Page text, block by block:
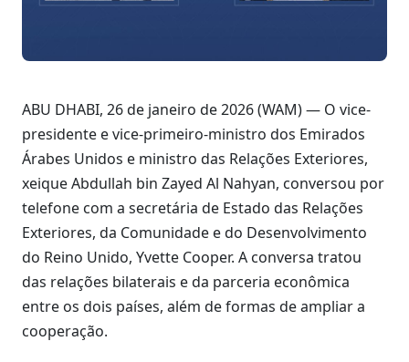
ABU DHABI, 26 de janeiro de 2026 (WAM) — O vice-
presidente e vice-primeiro-ministro dos Emirados
Árabes Unidos e ministro das Relações Exteriores,
xeique Abdullah bin Zayed Al Nahyan, conversou por
telefone com a secretária de Estado das Relações
Exteriores, da Comunidade e do Desenvolvimento
do Reino Unido, Yvette Cooper. A conversa tratou
das relações bilaterais e da parceria econômica
entre os dois países, além de formas de ampliar a
cooperação.